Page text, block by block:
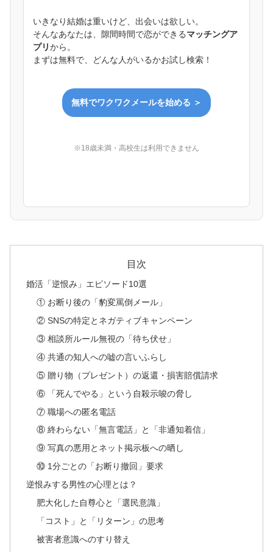
いきなり結婚は重いけど、出会いは欲しい。
そんなあなたは、隙間時間で恋ができるマッチングア
プリから。
まずは無料で、どんな人がいるかお試し検索！
無料でワクワクメールを始める ＞
※18歳未満・高校生は利用できません
目次
婚活「逆恨み」エピソード10選
① お断り後の「豹変罵倒メール」
② SNSの特定とネガティブキャンペーン
③ 相談所ルール無視の「待ち伏せ」
④ 共通の知人への嘘の言いふらし
⑤ 贈り物（プレゼント）の返還・損害賠償請求
⑥ 「死んでやる」という自殺示唆の脅し
⑦ 職場への匿名電話
⑧ 終わらない「無言電話」と「非通知着信」
⑨ 写真の悪用とネット掲示板への晒し
⑩ 1分ごとの「お断り撤回」要求
逆恨みする男性の心理とは？
肥大化した自尊心と「選民意識」
「コスト」と「リターン」の思考
被害者意識へのすり替え